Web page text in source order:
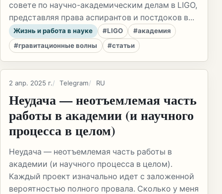
совете по научно-академическим делам в LIGO,
представляя права аспирантов и постдоков в...
Жизнь и работа в науке #LIGO
#академия
#гравитационные волны
#статьи
2 апр. 2025 г. Telegram RU
Неудача — неотъемлемая часть
работы в академии (и научного
процесса в целом)
Неудача — неотъемлемая часть работы в
академии (и научного процесса в целом).
Каждый проект изначально идет с заложенной
вероятностью полного провала. Сколько у меня